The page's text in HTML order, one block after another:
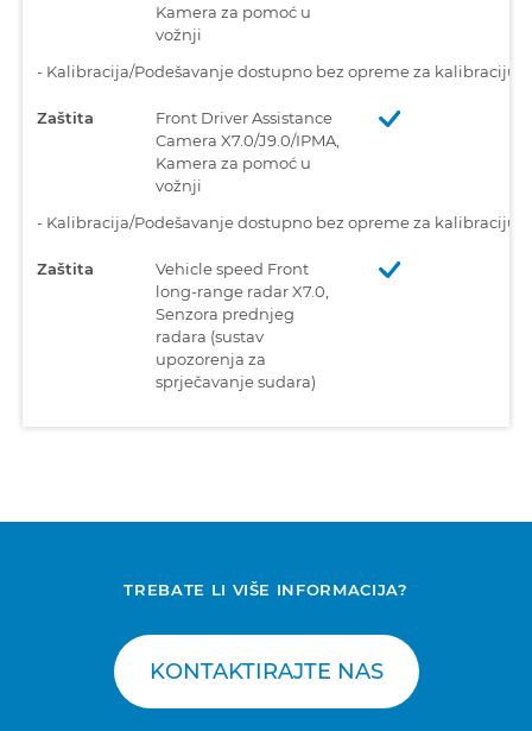
Kamera za pomoć u
vožnji
- Kalibracija/Podešavanje dostupno bez opreme za kalibraciju
Zaštita
Front Driver Assistance
Camera X7.0/J9.0/IPMA,
Kamera za pomoć u
vožnji
- Kalibracija/Podešavanje dostupno bez opreme za kalibraciju
Zaštita
Vehicle speed Front
long-range radar X7.0,
Senzora prednjeg
radara (sustav
upozorenja za
sprječavanje sudara)
TREBATE LI VIŠE INFORMACIJA?
KONTAKTIRAJTE NAS